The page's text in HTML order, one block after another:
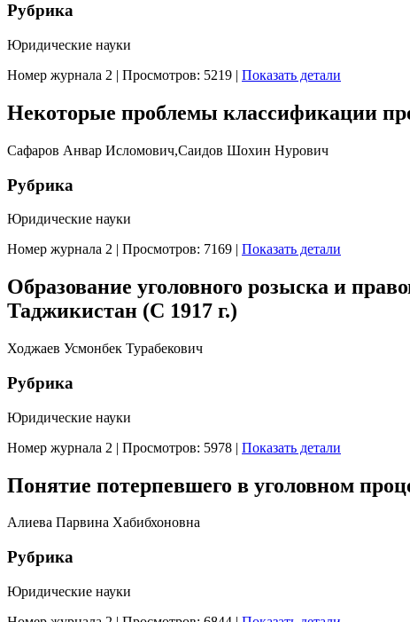
Рубрика
Юридические науки
Номер журнала 2 | Просмотров: 5219 | Показать детали
Некоторые проблемы классификации
Сафаров Анвар Исломович,Саидов Шохин Нурович
Рубрика
Юридические науки
Номер журнала 2 | Просмотров: 7169 | Показать детали
Образование уголовного розыска и
Таджикистан (С 1917 г.)
Ходжаев Усмонбек Турабекович
Рубрика
Юридические науки
Номер журнала 2 | Просмотров: 5978 | Показать детали
Понятие потерпевшего в уголовном
Алиева Парвина Хабибхоновна
Рубрика
Юридические науки